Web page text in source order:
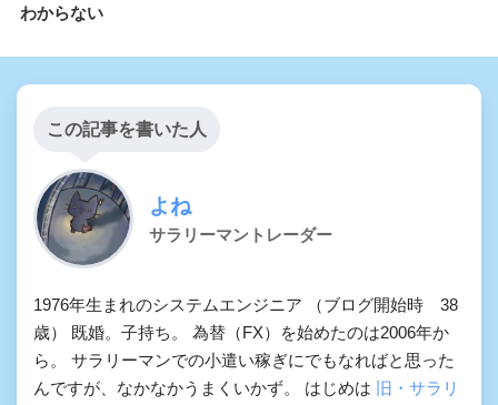
わからない
この記事を書いた人
よね
サラリーマントレーダー
1976年生まれのシステムエンジニア （ブログ開始時 38
歳） 既婚。子持ち。 為替（FX）を始めたのは2006年か
ら。 サラリーマンでの小遣い稼ぎにでもなればと思った
んですが、なかなかうまくいかず。 はじめは 旧・サラリ